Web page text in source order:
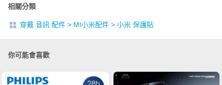
相關分類
穿戴 音訊 配件 > MI小米配件 > 小米 保護貼
你可能會喜歡